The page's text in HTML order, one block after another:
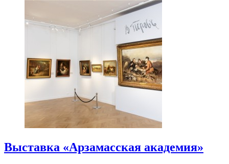
Выставка «Арзамасская академия»